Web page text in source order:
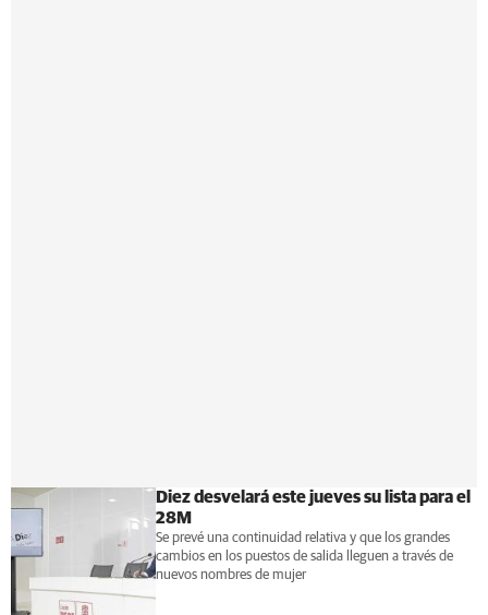
Diez desvelará este jueves su lista para el
28M
Se prevé una continuidad relativa y que los grandes
cambios en los puestos de salida lleguen a través de
nuevos nombres de mujer